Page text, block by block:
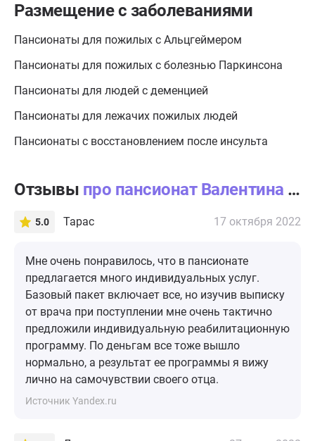
Размещение с заболеваниями
Пансионаты для пожилых с Альцгеймером
Пансионаты для пожилых с болезнью Паркинсона
Пансионаты для людей с деменцией
Пансионаты для лежачих пожилых людей
Пансионаты с восстановлением после инсульта
Отзывы про пансионат Валентина в Синьково
5.0 Тарас 17 октября 2022
Мне очень понравилось, что в пансионате
предлагается много индивидуальных услуг.
Базовый пакет включает все, но изучив выписку
от врача при поступлении мне очень тактично
предложили индивидуальную реабилитационную
программу. По деньгам все тоже вышло
нормально, а результат ее программы я вижу
лично на самочувствии своего отца.
Источник Yandex.ru